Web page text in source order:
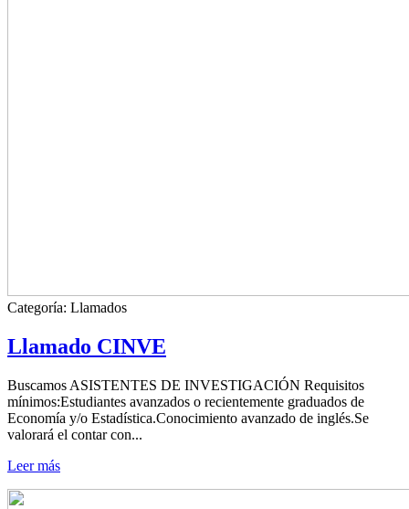
Categoría: Llamados
Llamado CINVE
Buscamos ASISTENTES DE INVESTIGACIÓN Requisitos
mínimos:Estudiantes avanzados o recientemente graduados de
Economía y/o Estadística.Conocimiento avanzado de inglés.Se
valorará el contar con...
Leer más